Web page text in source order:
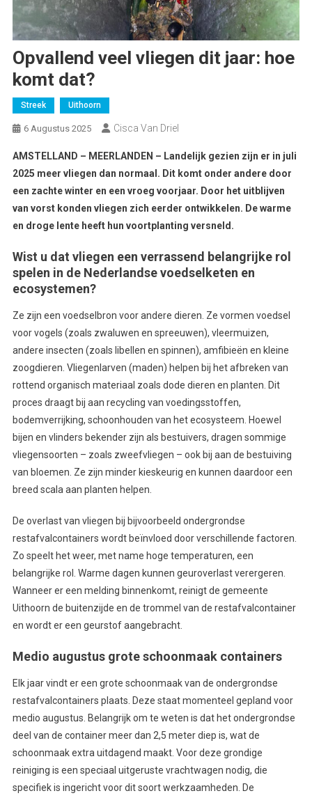
Opvallend veel vliegen dit jaar: hoe
komt dat?
Streek Uithoorn
6 Augustus 2025 Cisca Van Driel
AMSTELLAND – MEERLANDEN – Landelijk gezien zijn er in juli
2025 meer vliegen dan normaal. Dit komt onder andere door
een zachte winter en een vroeg voorjaar. Door het uitblijven
van vorst konden vliegen zich eerder ontwikkelen. De warme
en droge lente heeft hun voortplanting versneld.
Wist u dat vliegen een verrassend belangrijke rol
spelen in de Nederlandse voedselketen en
ecosystemen?
Ze zijn een voedselbron voor andere dieren. Ze vormen voedsel
voor vogels (zoals zwaluwen en spreeuwen), vleermuizen,
andere insecten (zoals libellen en spinnen), amfibieën en kleine
zoogdieren. Vliegenlarven (maden) helpen bij het afbreken van
rottend organisch materiaal zoals dode dieren en planten. Dit
proces draagt bij aan recycling van voedingsstoffen,
bodemverrijking, schoonhouden van het ecosysteem. Hoewel
bijen en vlinders bekender zijn als bestuivers, dragen sommige
vliegensoorten – zoals zweefvliegen – ook bij aan de bestuiving
van bloemen. Ze zijn minder kieskeurig en kunnen daardoor een
breed scala aan planten helpen.
De overlast van vliegen bij bijvoorbeeld ondergrondse
restafvalcontainers wordt beïnvloed door verschillende factoren.
Zo speelt het weer, met name hoge temperaturen, een
belangrijke rol. Warme dagen kunnen geuroverlast verergeren.
Wanneer er een melding binnenkomt, reinigt de gemeente
Uithoorn de buitenzijde en de trommel van de restafvalcontainer
en wordt er een geurstof aangebracht.
Medio augustus grote schoonmaak containers
Elk jaar vindt er een grote schoonmaak van de ondergrondse
restafvalcontainers plaats. Deze staat momenteel gepland voor
medio augustus. Belangrijk om te weten is dat het ondergrondse
deel van de container meer dan 2,5 meter diep is, wat de
schoonmaak extra uitdagend maakt. Voor deze grondige
reiniging is een speciaal uitgeruste vrachtwagen nodig, die
specifiek is ingericht voor dit soort werkzaamheden. De